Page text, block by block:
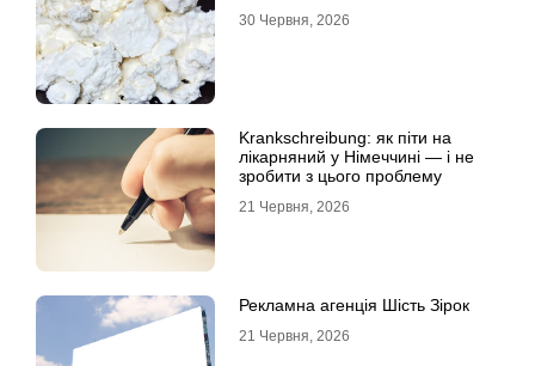
30 Червня, 2026
Krankschreibung: як піти на
лікарняний у Німеччині — і не
зробити з цього проблему
21 Червня, 2026
Рекламна агенція Шість Зірок
21 Червня, 2026